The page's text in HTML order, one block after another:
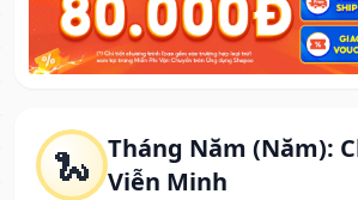
🐍 Tháng Năm (Năm):
Viễn Minh